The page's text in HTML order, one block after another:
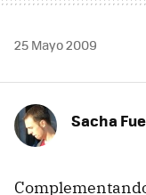
25 Mayo 2009
Sacha